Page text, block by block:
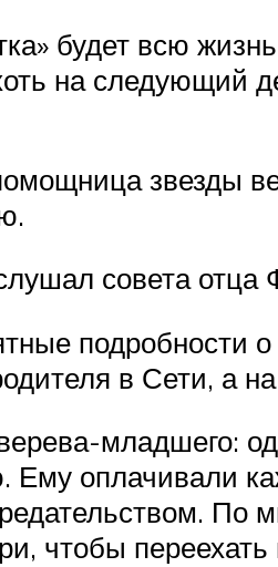
будет всю
на
звезды
совета отца
в Сети, а
младшего:
Ему оплачивали
чтобы переехать